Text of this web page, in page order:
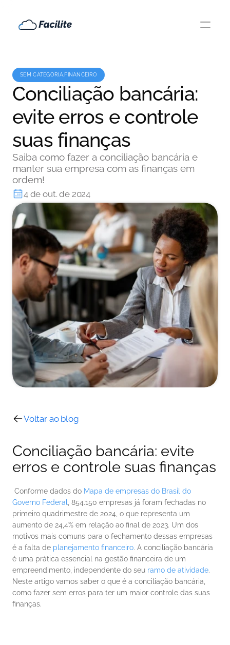
SEM CATEGORIA,FINANCEIRO
Conciliação bancária:
evite erros e controle
suas finanças
Saiba como fazer a conciliação bancária e
manter sua empresa com as finanças em
ordem!
4 de out. de 2024
Voltar ao blog
Conciliação bancária: evite
erros e controle suas finanças
Conforme dados do Mapa de empresas do Brasil do
Governo Federal
, 854.150 empresas já foram fechadas no
primeiro quadrimestre de 2024, o que representa um
aumento de 24,4% em relação ao final de 2023. Um dos
motivos mais comuns para o fechamento dessas empresas
é a falta de planejamento financeiro. A conciliação bancária
é uma prática essencial na gestão financeira de um
empreendimento, independente do seu ramo de atividade.
Neste artigo vamos saber o que é a conciliação bancária,
como fazer sem erros para ter um maior controle das suas
finanças.